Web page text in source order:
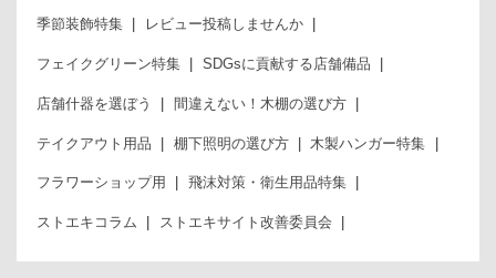
季節装飾特集 レビュー投稿しませんか
フェイクグリーン特集 SDGsに貢献する店舗備品
店舗什器を選ぼう 間違えない！木棚の選び方
テイクアウト用品 棚下照明の選び方 木製ハンガー特集
フラワーショップ用 飛沫対策・衛生用品特集
ストエキコラム ストエキサイト改善委員会